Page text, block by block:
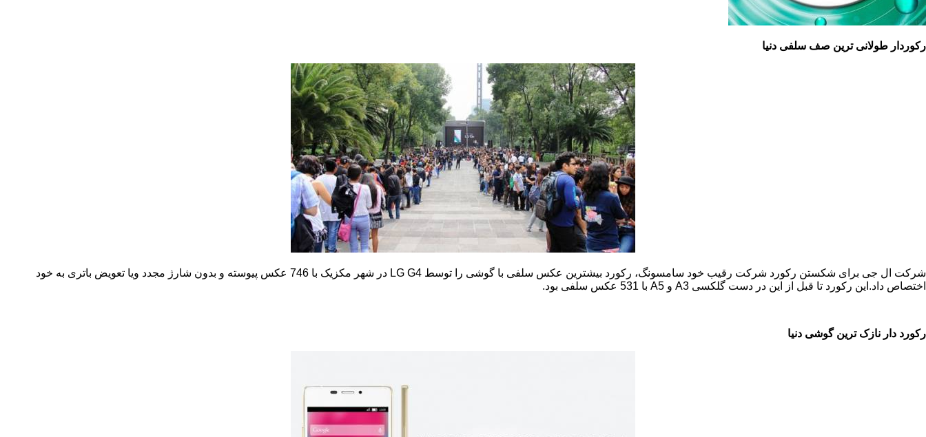
رکوردار طولانی ترین صف سلفی دنیا
شرکت ال جی برای شکستن رکورد شرکت رقیب خود سامسونگ، رکورد بیشترین عکس سلفی با گوشی را توسط LG G4
در شهر مکزیک با 746 عکس پیوسته و بدون شارژ مجدد ویا تعویض باتری به خود
اختصاص داد.این رکورد تا قبل از این در دست گلکسی A3 و A5 با 531 عکس سلفی بود.
رکورد دار نازک ترین گوشی دنیا